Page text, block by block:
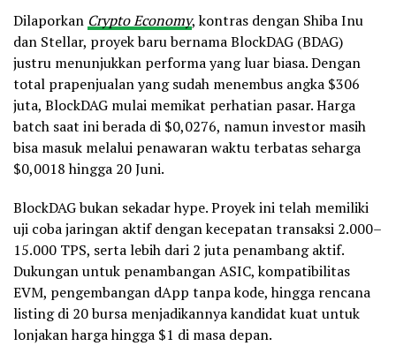
Dilaporkan Crypto Economy, kontras dengan Shiba Inu
dan Stellar, proyek baru bernama BlockDAG (BDAG)
justru menunjukkan performa yang luar biasa. Dengan
total prapenjualan yang sudah menembus angka $306
juta, BlockDAG mulai memikat perhatian pasar. Harga
batch saat ini berada di $0,0276, namun investor masih
bisa masuk melalui penawaran waktu terbatas seharga
$0,0018 hingga 20 Juni.
BlockDAG bukan sekadar hype. Proyek ini telah memiliki
uji coba jaringan aktif dengan kecepatan transaksi 2.000–
15.000 TPS, serta lebih dari 2 juta penambang aktif.
Dukungan untuk penambangan ASIC, kompatibilitas
EVM, pengembangan dApp tanpa kode, hingga rencana
listing di 20 bursa menjadikannya kandidat kuat untuk
lonjakan harga hingga $1 di masa depan.